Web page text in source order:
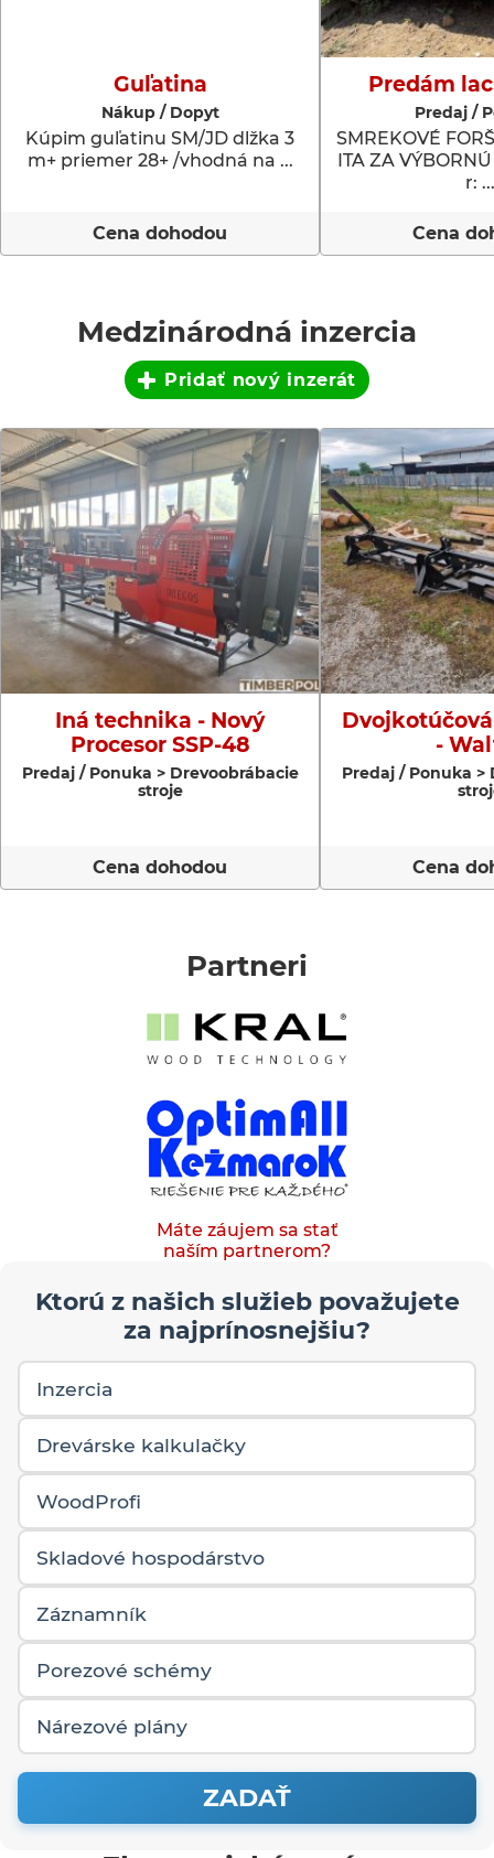
Guľatina
Nákup / Dopyt
Kúpim guľatinu SM/JD dlžka 3
m+ priemer 28+ /vhodná na ...
Cena dohodou
Predám
Predaj /
SMREKOVÉ
ITA ZA
r: ...
Cena
Medzinárodná inzercia
Pridať nový inzerát
Iná technika - Nový
Procesor SSP-48
Predaj / Ponuka > Drevoobrábacie
stroje
Cena dohodou
-
Predaj / Ponuka >
Cena
Partneri
Máte záujem sa stať
naším partnerom?
Ktorú z našich služieb považujete
za najprínosnejšiu?
Inzercia
Drevárske kalkulačky
WoodProfi
Skladové hospodárstvo
Záznamník
Porezové schémy
Nárezové plány
ZADAŤ